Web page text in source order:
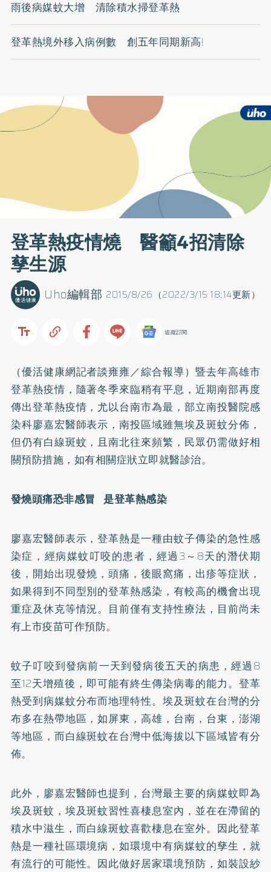
雨後病媒蚊大增 清除積水掃登革熱
登革熱境外移入病例數 創五年同期新高!
登革熱疫情燒 醫籲4招清除
孳生源
2015/8/26（2022/3/15 18:14更新）
Uho編輯部
追蹤訂閱
（優活健康網記者談雍雍／綜合報導）暨去年高雄市
登革熱疫情，隨著冬季來臨稍有平息，近期南部再度
傳出登革熱疫情，尤以台南市為最，部立南投醫院感
染科廖嘉宏醫師表示，南投區域雖無埃及斑蚊分佈，
但仍有白線斑蚊，且南北往來頻繁，民眾仍需做好相
關預防措施，如有相關症狀立即就醫診治。
發燒頭痛恐非感冒 是登革熱感染
廖嘉宏醫師表示，登革熱是一種由蚊子傳染的急性感
染症，經病媒蚊叮咬的患者，經過3～8天的潛伏期
後，開始出現發燒，頭痛，後眼窩痛，出疹等症狀，
如果得到不同型別的登革熱感染，有較高的機會出現
重症及休克等情況。目前僅有支持性療法，目前尚未
有上市疫苗可作預防。
蚊子叮咬到發病前一天到發病後五天的病患，經過8
至12天增殖後，即可能有終生傳染病毒的能力。登革
熱受到病媒蚊分布而地理特性。埃及斑蚊在台灣的分
布多在熱帶地區，如屏東，高雄，台南，台東，澎湖
等地區，而白線斑蚊在台灣中低海拔以下區域皆有分
佈。
此外，廖嘉宏醫師也提到，台灣最主要的病媒蚊即為
埃及斑蚊，埃及斑蚊習性喜棲息室內，並在在滯留的
積水中滋生，而白線斑蚊喜歡棲息在室外。因此登革
熱是一種社區環境病，如環境中有病媒蚊的孳生，就
有流行的可能性。因此做好居家環境預防，如裝設紗